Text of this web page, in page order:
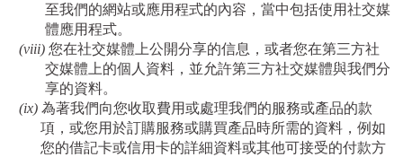
至我們的網站或應用程式的內容，當中包括使用社交媒
體應用程式。
(viii) 您在社交媒體上公開分享的信息，或者您在第三方社
交媒體上的個人資料，並允許第三方社交媒體與我們分
享的資料。
(ix) 為著我們向您收取費用或處理我們的服務或產品的款
項 ，或您用於訂購服務或購買產品時所需的資料，例如
您的借記卡或信用卡的詳細資料或其他可接受的付款方